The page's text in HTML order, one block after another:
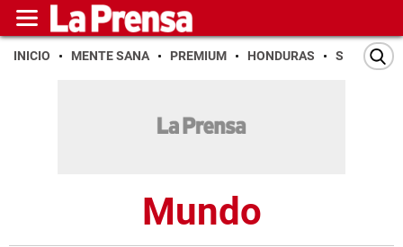
INICIO MENTE SANA PREMIUM HONDURAS SAN PEDRO
Mundo